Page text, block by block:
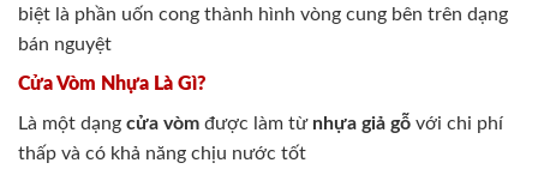
biệt là phần uốn cong thành hình vòng cung bên trên dạng
bán nguyệt
Cửa Vòm Nhựa Là Gì?
Là một dạng cửa vòm được làm từ nhựa giả gỗ với chi phí
thấp và có khả năng chịu nước tốt